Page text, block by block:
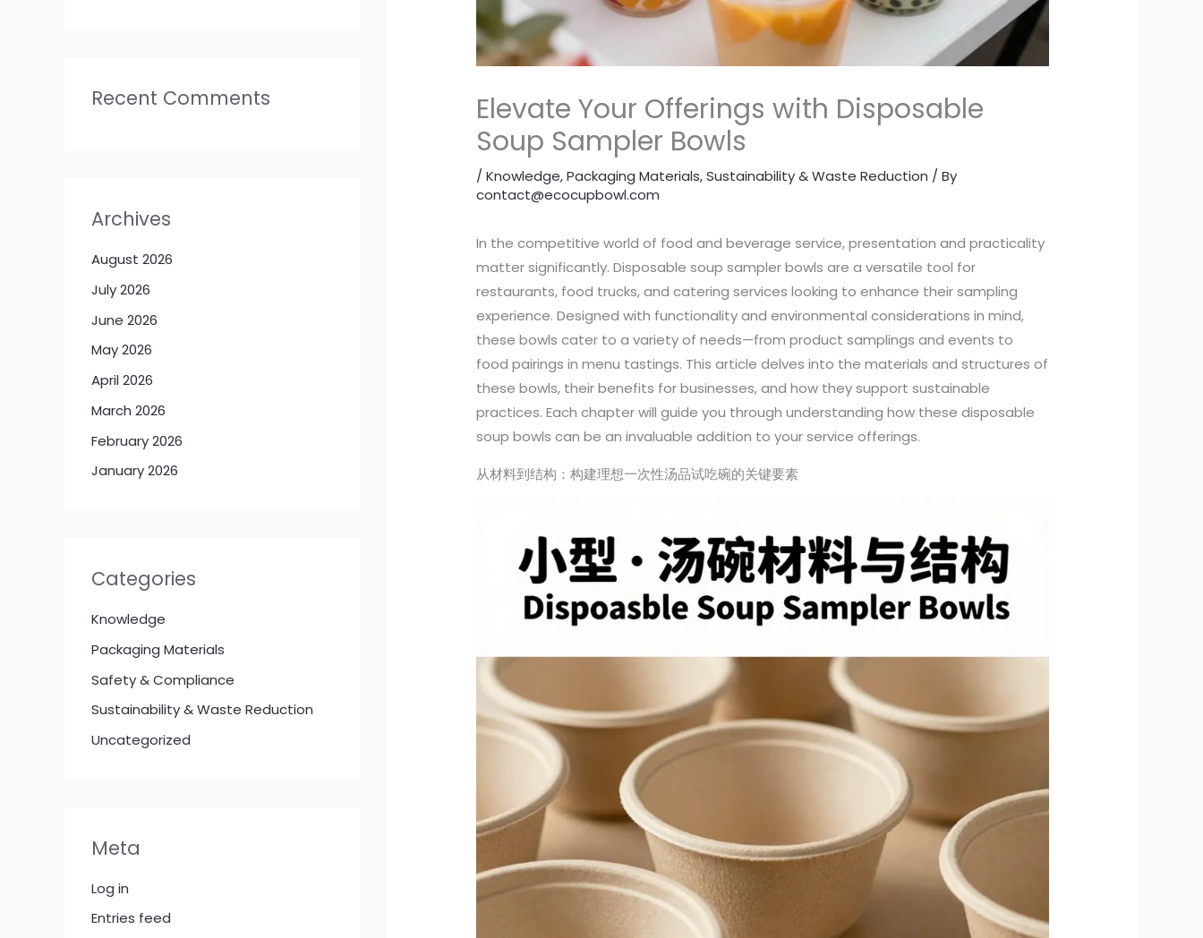
Recent Comments
Archives
August 2026
July 2026
June 2026
May 2026
April 2026
March 2026
February 2026
January 2026
Categories
Knowledge
Packaging Materials
Safety & Compliance
Sustainability & Waste Reduction
Uncategorized
Meta
Log in
Entries feed
Elevate Your Offerings with Disposable
Soup Sampler Bowls
/Knowledge,Packaging Materials,Sustainability & Waste Reduction / By
contact@ecocupbowl.com
In the competitive world of food and beverage service, presentation and practicality
matter significantly. Disposable soup sampler bowls are a versatile tool for
restaurants, food trucks, and catering services looking to enhance their sampling
experience. Designed with functionality and environmental considerations in mind,
these bowls cater to a variety of needs—from product samplings and events to
food pairings in menu tastings. This article delves into the materials and structures of
these bowls, their benefits for businesses, and how they support sustainable
practices. Each chapter will guide you through understanding how these disposable
soup bowls can be an invaluable addition to your service offerings.
从材料到结构：构建理想一次性汤品试吃碗的关键要素